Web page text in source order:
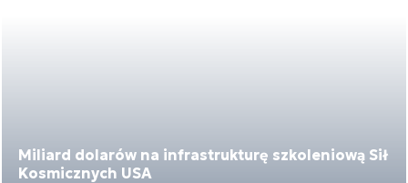
Miliard dolarów na infrastrukturę szkoleniową Sił
Kosmicznych USA